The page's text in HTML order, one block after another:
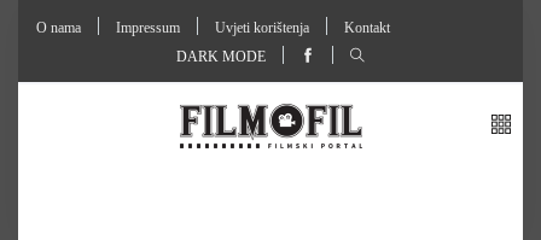
O nama Impressum Uvjeti korištenja
Kontakt
DARK MODE